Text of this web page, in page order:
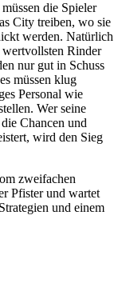
die Spieler
City treiben, wo sie
werden. Natürlich
Rinder
nur gut in Schuss
müssen klug
Personal wie
Wer seine
Chancen und
wird den Sieg
zweifachen
Pfister und wartet
und einem